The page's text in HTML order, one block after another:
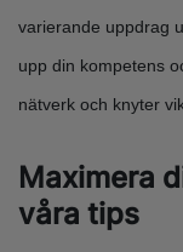
varierande uppdrag
upp din kompetens
nätverk och knyter
Maximera
våra tips